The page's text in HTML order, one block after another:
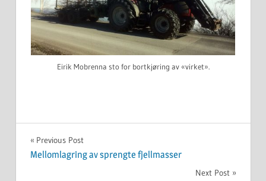
Eirik Mobrenna sto for bortkjøring av «virket».
UKATEGORISERT
Innleggsnavigasjon
Previous Post
Mellomlagring av sprengte fjellmasser
Next Post